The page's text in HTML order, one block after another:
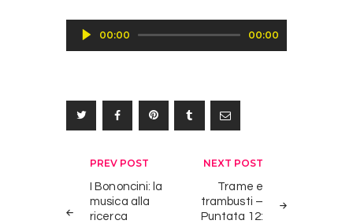
Audio
Player
00:00 00:00
Navigazione
articoli
PREV POST
I Bononcini: la
musica alla
ricerca
NEXT POST
Trame e
trambusti –
Puntata 12: